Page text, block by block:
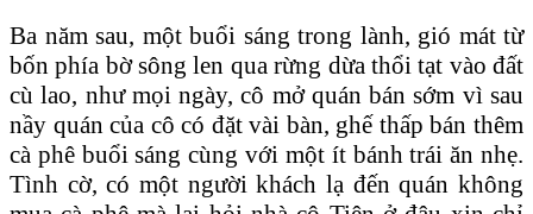
Ba năm sau, một buổi sáng trong lành, gió mát từ
bốn phía bờ sông len qua rừng dừa thổi tạt vào đất
cù lao, như mọi ngày, cô mở quán bán sớm vì sau
nầy quán của cô có đặt vài bàn, ghế thấp bán thêm
cà phê buổi sáng cùng với một ít bánh trái ăn nhẹ.
Tình cờ, có một người khách lạ đến quán không